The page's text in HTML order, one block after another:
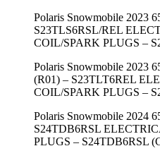
Polaris Snowmobile 2023
S23TLS6RSL/REL
COIL/SPARK PLUGS –
Polaris Snowmobile 2023
(R01) – S23TLT6REL
COIL/SPARK PLUGS –
Polaris Snowmobile 2024
S24TDB6RSL
PLUGS – S24TDB6RSL